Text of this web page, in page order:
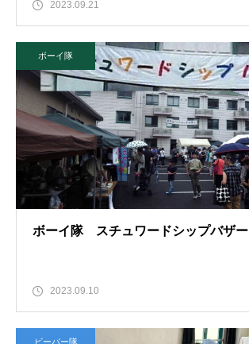
2023.09.21
ボーイ隊
ボーイ隊 スチュワードシップバザー
2023.09.10
ビーバー隊